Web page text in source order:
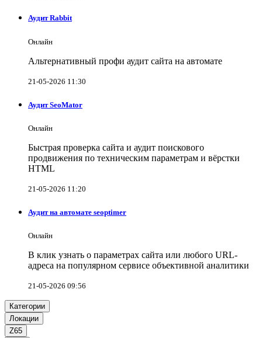
Аудит Rabbit
Онлайн
Альтернативный профи аудит сайта на автомате
21-05-2026 11:30
Аудит SeoMator
Онлайн
Быстрая проверка сайта и аудит поискового
продвижения по техническим параметрам и вёрстки
HTML
21-05-2026 11:20
Аудит на автомате seoptimer
Онлайн
В клик узнать о параметрах сайта или любого URL-
адреса на популярном сервисе объективной аналитики
21-05-2026 09:56
Категории
Локации
Z65